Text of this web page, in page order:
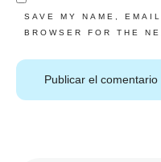
SAVE MY NAME,
BROWSER FOR THE